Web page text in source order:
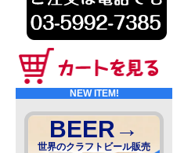
NEW ITEM!
BEER→
世界のクラフトビール販売